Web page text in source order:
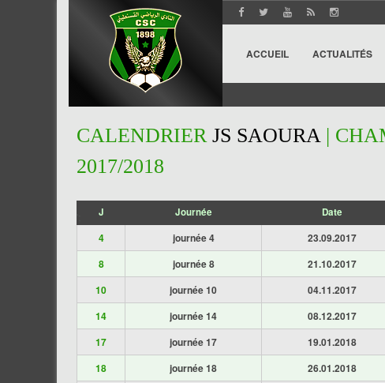
ACCUEIL ACTUALITÉS
CALENDRIER JS SAOURA|
2017/2018
J Journée Date
4 journée 4 23.09.2017
8
journée 8 21.10.2017
10
journée 10 04.11.2017
14
journée 14 08.12.2017
17
journée 17 19.01.2018
18
journée 18 26.01.2018